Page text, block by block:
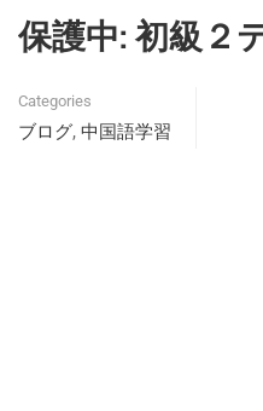
保護中: 初級２
Categories
ブログ, 中国語学習